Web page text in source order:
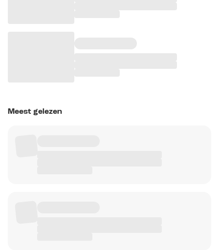
Meest gelezen